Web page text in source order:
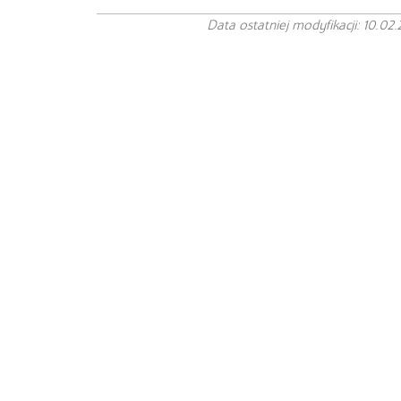
Data ostatniej modyfikacji: